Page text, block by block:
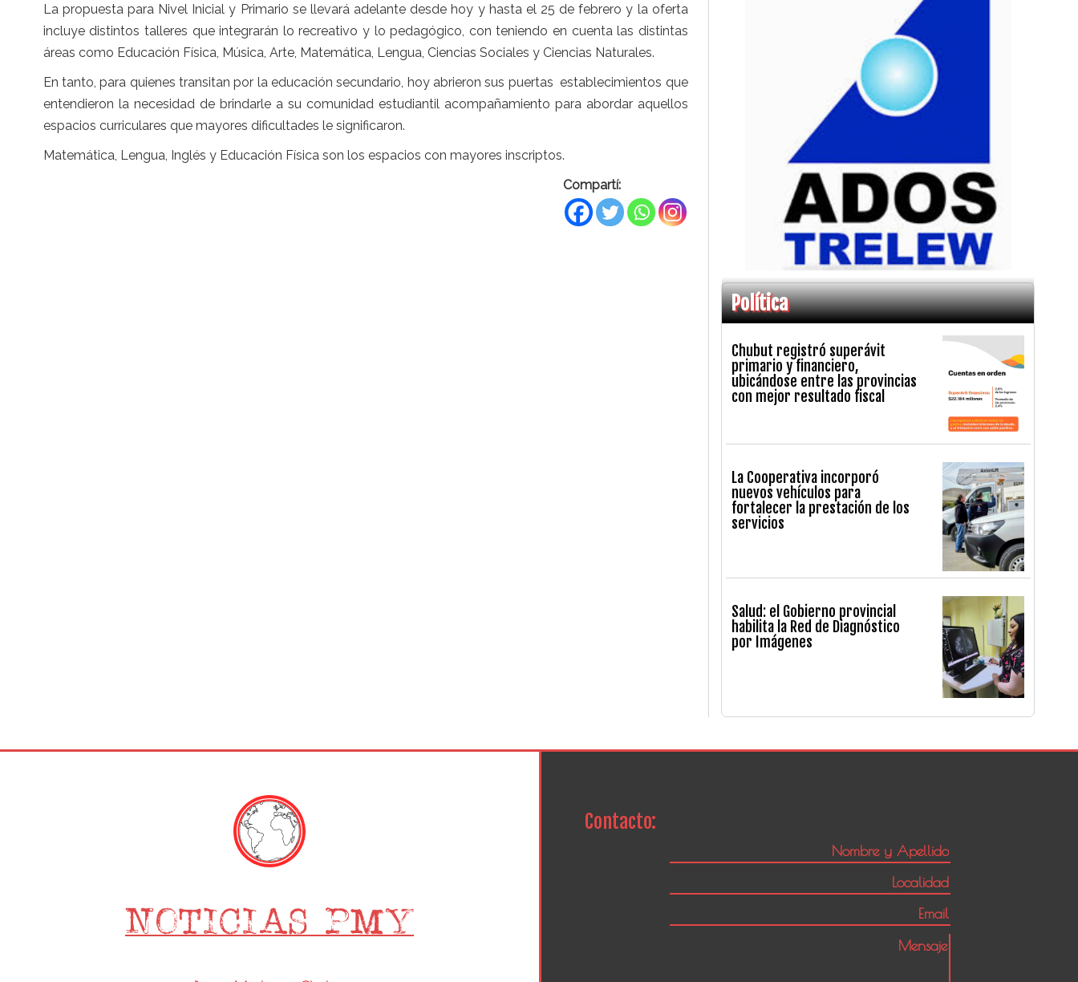
La propuesta para Nivel Inicial y Primario se llevará adelante desde hoy y hasta el 25 de febrero y la oferta
incluye distintos talleres que integrarán lo recreativo y lo pedagógico, con teniendo en cuenta las distintas
áreas como Educación Física, Música, Arte, Matemática, Lengua, Ciencias Sociales y Ciencias Naturales.
En tanto, para quienes transitan por la educación secundario, hoy abrieron sus puertas establecimientos que
entendieron la necesidad de brindarle a su comunidad estudiantil acompañamiento para abordar aquellos
espacios curriculares que mayores dificultades le significaron.
Matemática, Lengua, Inglés y Educación Física son los espacios con mayores inscriptos.
Compartí:
Política
Chubut registró superávit
primario y financiero,
ubicándose entre las provincias
con mejor resultado fiscal
La Cooperativa incorporó
nuevos vehículos para
fortalecer la prestación de los
servicios
Salud: el Gobierno provincial
habilita la Red de Diagnóstico
por Imágenes
Contacto: